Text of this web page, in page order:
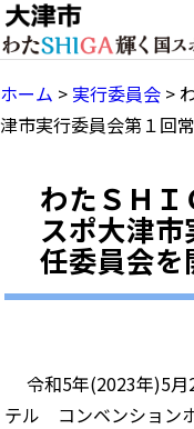
ホーム > 実行委員会 >
津市実行委員会第１回
わたＳＨ
スポ大津
任委員会を
令和5年(2023年)5月
テル コンベンション